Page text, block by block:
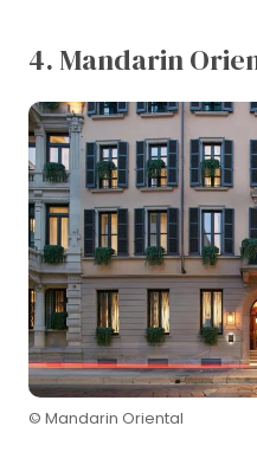
4. Mandarin
© Mandarin Oriental